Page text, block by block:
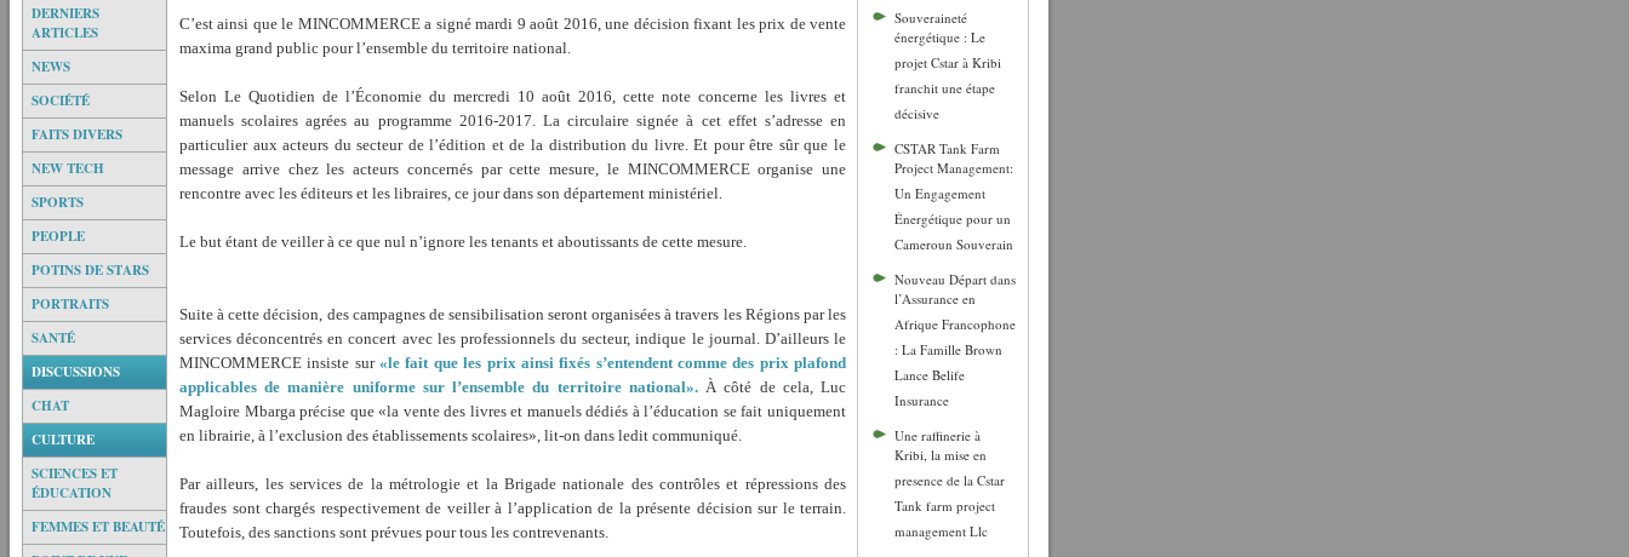
DERNIERS
ARTICLES
NEWS
SOCIÉTÉ
FAITS DIVERS
NEW TECH
SPORTS
PEOPLE
POTINS DE STARS
PORTRAITS
SANTÉ
DISCUSSIONS
CHAT
CULTURE
SCIENCES ET
ÉDUCATION
FEMMES ET BEAUTÉ
C’est ainsi que le MINCOMMERCE a signé mardi 9 août 2016, une décision fixant les prix de vente
maxima grand public pour l’ensemble du territoire national.
Selon Le Quotidien de l’Économie du mercredi 10 août 2016, cette note concerne les livres et
manuels scolaires agrées au programme 2016-2017. La circulaire signée à cet effet s’adresse en
particulier aux acteurs du secteur de l’édition et de la distribution du livre. Et pour être sûr que le
message arrive chez les acteurs concernés par cette mesure, le MINCOMMERCE organise une
rencontre avec les éditeurs et les libraires, ce jour dans son département ministériel.
Le but étant de veiller à ce que nul n’ignore les tenants et aboutissants de cette mesure.
Suite à cette décision, des campagnes de sensibilisation seront organisées à travers les Régions par les
services déconcentrés en concert avec les professionnels du secteur, indique le journal. D’ailleurs le
MINCOMMERCE insiste sur«le fait que les prix ainsi fixés s’entendent comme des prix plafond
applicables de manière uniforme sur l’ensemble du territoire national».À côté de cela, Luc
Magloire Mbarga précise que «la vente des livres et manuels dédiés à l’éducation se fait uniquement
en librairie, à l’exclusion des établissements scolaires», lit-on dans ledit communiqué.
Par ailleurs, les services de la métrologie et la Brigade nationale des contrôles et répressions des
fraudes sont chargés respectivement de veiller à l’application de la présente décision sur le terrain.
Toutefois, des sanctions sont prévues pour tous les contrevenants.
Souveraineté
énergétique : Le
projet Cstar à Kribi
franchit une étape
décisive
CSTAR Tank Farm
Project Management:
Un Engagement
Énergétique pour un
Cameroun Souverain
Nouveau Départ dans
l’Assurance en
Afrique Francophone
: La Famille Brown
Lance Belife
Insurance
Une raffinerie à
Kribi, la mise en
presence de la Cstar
Tank farm project
management Llc